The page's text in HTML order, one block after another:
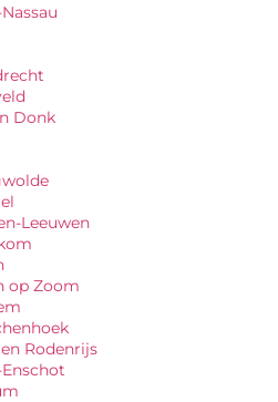
Donk
Leeuwen
op Zoom
Rodenrijs